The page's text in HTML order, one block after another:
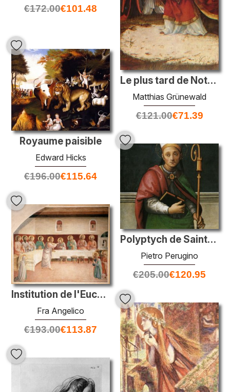
Le plus tard de Notre-Dame des Snows
Matthias Grünewald
€121.00€71.39
€172.00€101.48
Royaume paisible
Edward Hicks
€196.00€115.64
Polyptych de Saint-Pierre (St. Ercolano)
Pietro Perugino
€205.00€120.95
Institution de l'Eucharistie
Fra Angelico
€193.00€113.87